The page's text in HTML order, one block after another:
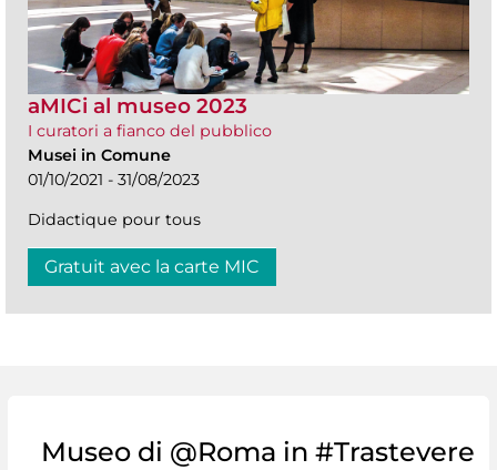
aMICi al museo 2023
I curatori a fianco del pubblico
Musei in Comune
01/10/2021 - 31/08/2023
Didactique pour tous
Gratuit avec la carte MIC
Museo di @Roma in #Trastevere